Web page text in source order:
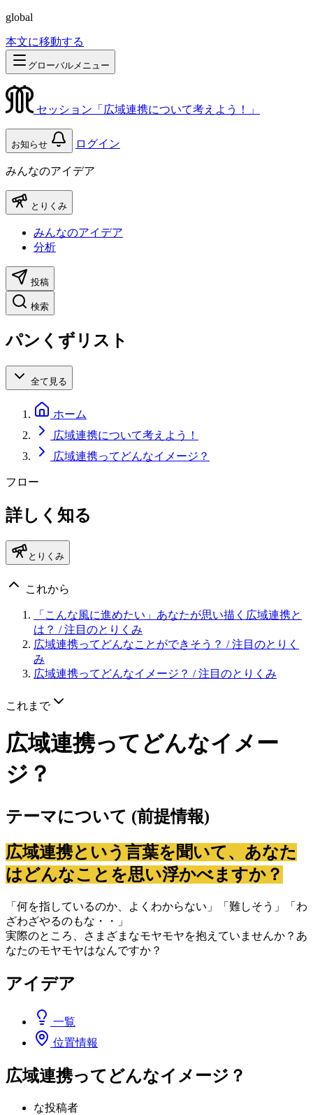
global
本文に移動する
グローバルメニュー
セッション「広域連携について考えよう！」
お知らせ ログイン
みんなのアイデア
とりくみ
みんなのアイデア
分析
投稿
検索
パンくずリスト
全て見る
ホーム
広域連携について考えよう！
広域連携ってどんなイメージ？
フロー
詳しく知る
とりくみ
これから
「こんな風に進めたい」あなたが思い描く広域連携と
は？ / 注目のとりくみ
広域連携ってどんなことができそう？ / 注目のとりく
み
広域連携ってどんなイメージ？ / 注目のとりくみ
これまで
広域連携ってどんなイメー
ジ？
テーマについて (前提情報)
広域連携という言葉を聞いて、あなた
はどんなことを思い浮かべますか？
「何を指しているのか、よくわからない」「難しそう」「わ
ざわざやるのもな・・」
実際のところ、さまざまなモヤモヤを抱えていませんか？あ
なたのモヤモヤはなんですか？
アイデア
一覧
位置情報
広域連携ってどんなイメージ？
な投稿者